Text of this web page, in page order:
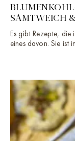
SAMTWEICH
Es gibt Rezepte, die
eines davon. Sie ist